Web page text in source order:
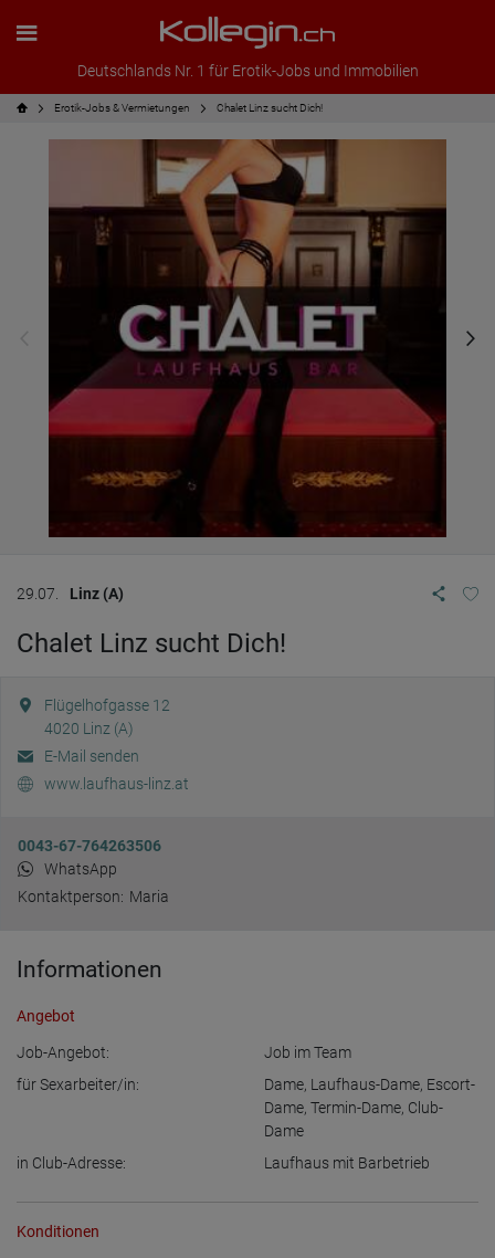
Deutschlands Nr. 1 für Erotik-Jobs und Immobilien
Erotik-Jobs & Vermietungen Chalet Linz sucht Dich!
29.07. Linz (A)
Chalet Linz sucht Dich!
Flügelhofgasse 12
4020 Linz (A)
E-Mail senden
www.laufhaus-linz.at
0043-67-764263506
WhatsApp
Kontaktperson: Maria
Informationen
Angebot
Job-Angebot:
Job im Team
für Sexarbeiter/in:
Dame, Laufhaus-Dame, Escort-
Dame, Termin-Dame, Club-
Dame
in Club-Adresse:
Laufhaus mit Barbetrieb
Konditionen